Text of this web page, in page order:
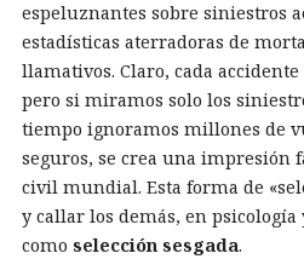
espeluznantes sobre siniestros
estadísticas aterradoras de
llamativos. Claro, cada
pero si miramos solo los
tiempo ignoramos millones de
seguros, se crea una impresión
civil mundial. Esta forma de
y callar los demás, en psicología
como selección sesgada.